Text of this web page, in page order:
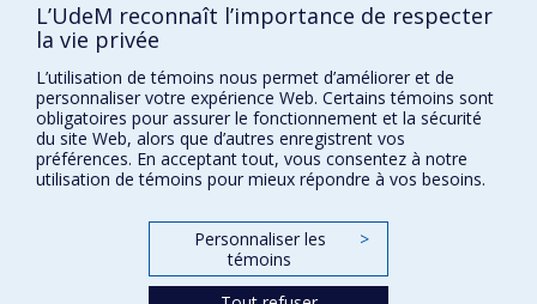
Pavillon Marie-Victorin
90, avenue Vincent-d'Indy
Montréal (Québec) H2V 2S9
Conditions d’utilisation
L’UdeM reconnaît l’importance de respecter
la vie privée
L’utilisation de témoins nous permet d’améliorer et de
personnaliser votre expérience Web. Certains témoins sont
obligatoires pour assurer le fonctionnement et la sécurité
du site Web, alors que d’autres enregistrent vos
préférences. En acceptant tout, vous consentez à notre
utilisation de témoins pour mieux répondre à vos besoins.
Personnaliser les
témoins
>